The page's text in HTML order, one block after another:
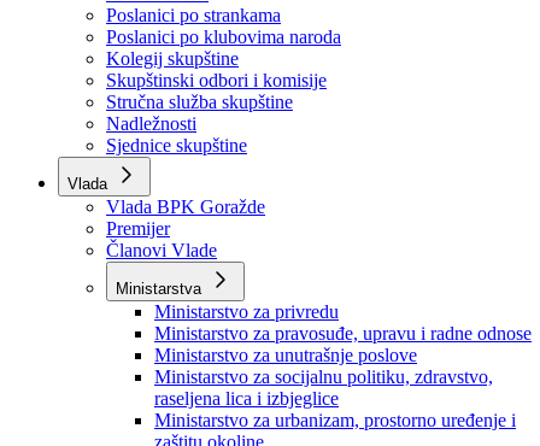
Skupština
Skupština BPK Goražde
Rukovodstvo
Poslanici po strankama
Poslanici po klubovima naroda
Kolegij skupštine
Skupštinski odbori i komisije
Stručna služba skupštine
Nadležnosti
Sjednice skupštine
Vlada
Vlada BPK Goražde
Premijer
Članovi Vlade
Ministarstva
Ministarstvo za privredu
Ministarstvo za pravosuđe, upravu i radne odnose
Ministarstvo za unutrašnje poslove
Ministarstvo za socijalnu politiku, zdravstvo,